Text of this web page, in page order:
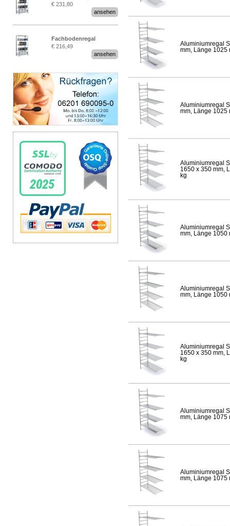
Stecksystem MultiPlus
€ 231,80
ansehen
Fachbodenregal
Stecksystem MultiPlus
€ 216,49
ansehen
Aluminiumregal
mm, Länge 1025
Aluminiumregal
mm, Länge 1025
Aluminiumregal
1650 x 350 mm,
kg
Aluminiumregal
mm, Länge 1050
Aluminiumregal
mm, Länge 1050
Aluminiumregal
1650 x 350 mm,
kg
Aluminiumregal
mm, Länge 1075
Aluminiumregal
mm, Länge 1075